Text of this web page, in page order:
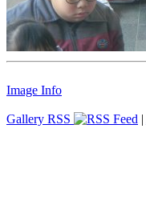
Image Info
Gallery RSS |